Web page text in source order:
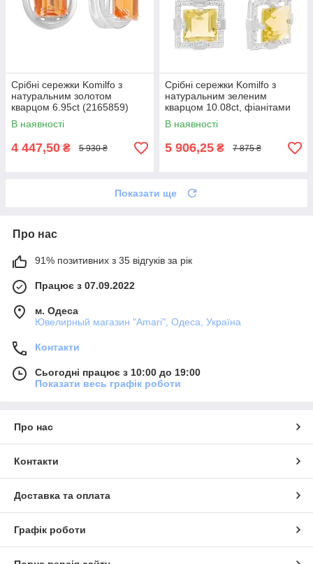
Срібні сережки Komilfo з
натуральним золотом
кварцом 6.95ct (2165859)
В наявності
4 447,50 ₴ 5 930 ₴
Срібні сережки Komilfo з
натуральним зеленим
кварцом 10.08ct, фіанітами
(2162292)
В наявності
5 906,25 ₴ 7 875 ₴
Показати ще
Про нас
91% позитивних з 35 відгуків за рік
Працює з 07.09.2022
м. Одеса
Ювелирный магазин "Amari", Одеса, Україна
Контакти
Сьогодні працює з 10:00 до 19:00
Показати весь графік роботи
Про нас
Контакти
Доставка та оплата
Графік роботи